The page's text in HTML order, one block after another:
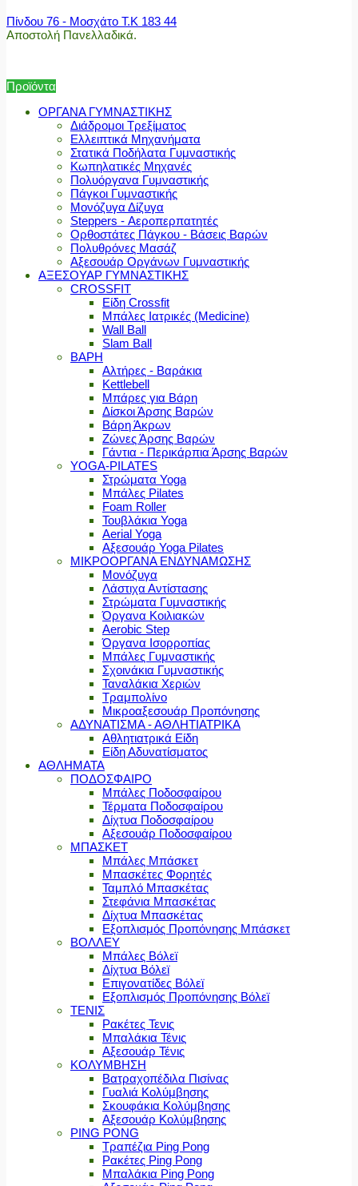
Πίνδου 76 - Μοσχάτο Τ.Κ 183 44
Αποστολή Πανελλαδικά.
Προϊόντα
ΟΡΓΑΝΑ ΓΥΜΝΑΣΤΙΚΗΣ
Διάδρομοι Τρεξίματος
Ελλειπτικά Μηχανήματα
Στατικά Ποδήλατα Γυμναστικής
Κωπηλατικές Μηχανές
Πολυόργανα Γυμναστικής
Πάγκοι Γυμναστικής
Μονόζυγα Δίζυγα
Steppers - Αεροπερπατητές
Ορθοστάτες Πάγκου - Βάσεις Βαρών
Πολυθρόνες Μασάζ
Αξεσουάρ Οργάνων Γυμναστικής
ΑΞΕΣΟΥΑΡ ΓΥΜΝΑΣΤΙΚΗΣ
CROSSFIT
Είδη Crossfit
Μπάλες Ιατρικές (Medicine)
Wall Ball
Slam Ball
ΒΑΡΗ
Αλτήρες - Βαράκια
Kettlebell
Μπάρες για Βάρη
Δίσκοι Άρσης Βαρών
Βάρη Άκρων
Ζώνες Άρσης Βαρών
Γάντια - Περικάρπια Άρσης Βαρών
YOGA-PILATES
Στρώματα Yoga
Μπάλες Pilates
Foam Roller
Τουβλάκια Yoga
Aerial Yoga
Αξεσουάρ Yoga Pilates
ΜΙΚΡΟΟΡΓΑΝΑ ΕΝΔΥΝΑΜΩΣΗΣ
Μονόζυγα
Λάστιχα Αντίστασης
Στρώματα Γυμναστικής
Όργανα Κοιλιακών
Aerobic Step
Όργανα Ισορροπίας
Μπάλες Γυμναστικής
Σχοινάκια Γυμναστικής
Ταναλάκια Χεριών
Τραμπολίνο
Μικροαξεσουάρ Προπόνησης
ΑΔΥΝΑΤΙΣΜΑ - ΑΘΛΗΤΙΑΤΡΙΚΑ
Αθλητιατρικά Είδη
Είδη Αδυνατίσματος
ΑΘΛΗΜΑΤΑ
ΠΟΔΟΣΦΑΙΡΟ
Μπάλες Ποδοσφαίρου
Τέρματα Ποδοσφαίρου
Δίχτυα Ποδοσφαίρου
Αξεσουάρ Ποδοσφαίρου
ΜΠΑΣΚΕΤ
Μπάλες Μπάσκετ
Μπασκέτες Φορητές
Ταμπλό Μπασκέτας
Στεφάνια Μπασκέτας
Δίχτυα Μπασκέτας
Εξοπλισμός Προπόνησης Μπάσκετ
ΒΟΛΛΕΥ
Μπάλες Βόλεϊ
Δίχτυα Βόλεϊ
Επιγονατίδες Βόλεϊ
Εξοπλισμός Προπόνησης Βόλεϊ
ΤΕΝΙΣ
Ρακέτες Τενις
Μπαλάκια Τένις
Αξεσουάρ Τένις
ΚΟΛΥΜΒΗΣΗ
Βατραχοπέδιλα Πισίνας
Γυαλιά Κολύμβησης
Σκουφάκια Κολύμβησης
Αξεσουάρ Κολύμβησης
PING PONG
Τραπέζια Ping Pong
Ρακέτες Ping Pong
Μπαλάκια Ping Pong